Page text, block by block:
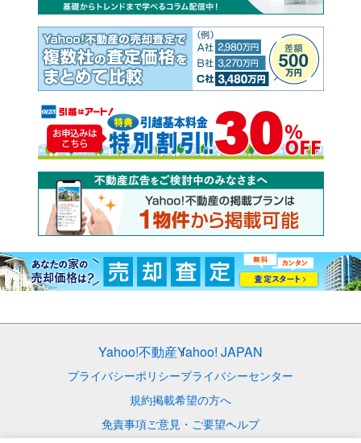
Yahoo!不動産Yahoo! JAPAN
プライバシーポリシープライバシーセンター
規約掲載希望の方へ
免責事項ご意見・ご要望ヘルプ